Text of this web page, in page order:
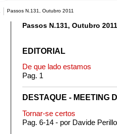
Passos N.131, Outubro 2011
Passos N.131, Outubro 2011
EDITORIAL
De que lado estamos
Pag. 1
DESTAQUE - MEETING
Tornar-se certos
Pag. 6-14 - por Davide Perillo